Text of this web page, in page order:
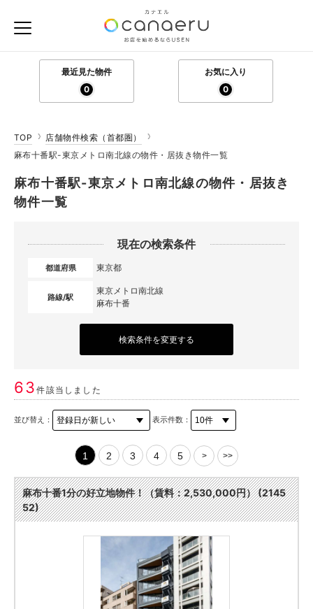
最近見た物件
0
お気に入り
0
TOP
店舗物件検索（首都圏）
麻布十番駅-東京メトロ南北線の物件・居抜き物件一覧
麻布十番駅-東京メトロ南北線の物件・居抜き
物件一覧
現在の検索条件
都道府県 東京都
路線/駅
東京メトロ南北線
麻布十番
検索条件を変更する
63件該当しました
並び替え： 表示件数：
1 2 3 4 5 > >>
麻布十番1分の好立地物件！（賃料：2,530,000円） (2145
52)